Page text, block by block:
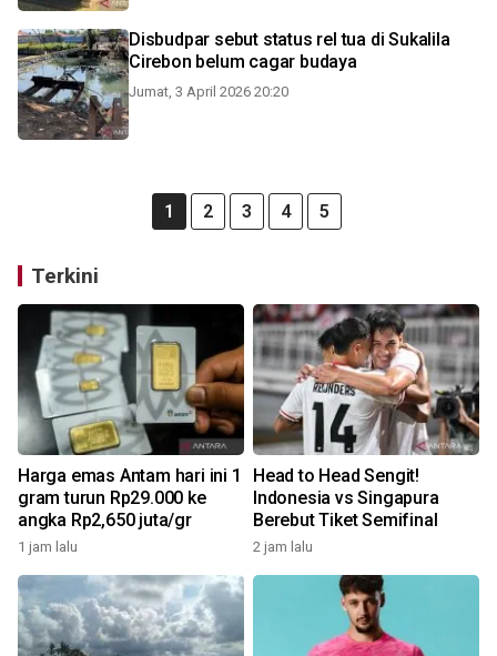
Disbudpar sebut status rel tua di Sukalila
Cirebon belum cagar budaya
Jumat, 3 April 2026 20:20
1 2 3 4 5
Terkini
Harga emas Antam hari ini 1
gram turun Rp29.000 ke
angka Rp2,650 juta/gr
1 jam lalu
Head to Head Sengit!
Indonesia vs Singapura
Berebut Tiket Semifinal
2 jam lalu